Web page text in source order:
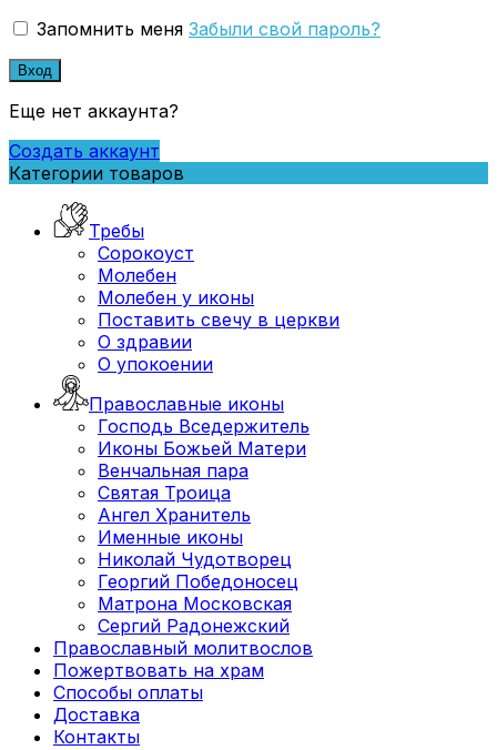
Запомнить меня Забыли свой пароль?
Вход
Еще нет аккаунта?
Создать аккаунт
Категории товаров
Требы
Сорокоуст
Молебен
Молебен у иконы
Поставить свечу в церкви
О здравии
О упокоении
Православные иконы
Господь Вседержитель
Иконы Божьей Матери
Венчальная пара
Святая Троица
Ангел Хранитель
Именные иконы
Николай Чудотворец
Георгий Победоносец
Матрона Московская
Сергий Радонежский
Православный молитвослов
Пожертвовать на храм
Способы оплаты
Доставка
Контакты